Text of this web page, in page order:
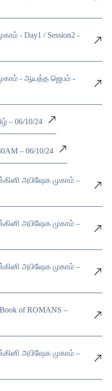
- Day1 / Session2 -
- ஆயத்த ஜெபம் -
– 06/10/24
– 06/10/24
அபிஷேக முகாம் –
அபிஷேக முகாம் –
அபிஷேக முகாம் –
of ROMANS –
அபிஷேக முகாம் –